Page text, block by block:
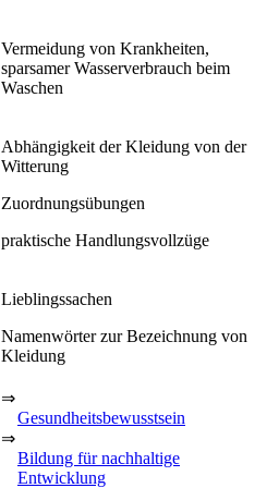
Vermeidung von Krankheiten,
sparsamer Wasserverbrauch beim
Waschen
Abhängigkeit der Kleidung von der
Witterung
Zuordnungsübungen
praktische Handlungsvollzüge
Lieblingssachen
Namenwörter zur Bezeichnung von
Kleidung
⇒
Gesundheitsbewusstsein
⇒
Bildung für nachhaltige
Entwicklung